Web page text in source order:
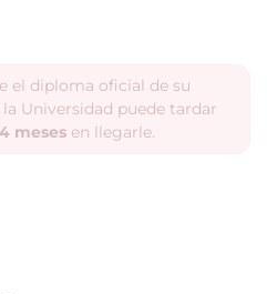
el diploma oficial de su
Universidad puede tardar
meses en llegarle.